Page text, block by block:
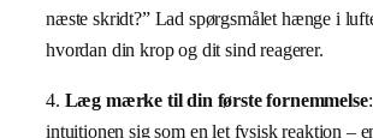
næste skridt?” Lad spørgsmålet hænge i
hvordan din krop og dit sind reagerer.
4. Læg mærke til din første fornemmelse
intuitionen sig som en let fysisk reaktion –